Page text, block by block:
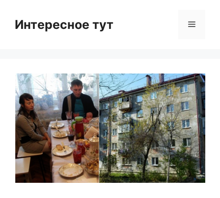
contentИнтересное тут Menu